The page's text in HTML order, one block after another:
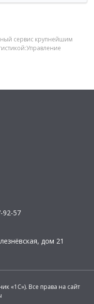
сервис крупнейшим
92-57
дом 21
«1С»). Все права на сайт